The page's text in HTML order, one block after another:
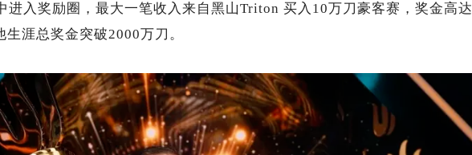
进入奖励圈，最大一笔收入来自黑山Triton 买入10万刀豪客赛，奖金高达
涯总奖金突破2000万刀。